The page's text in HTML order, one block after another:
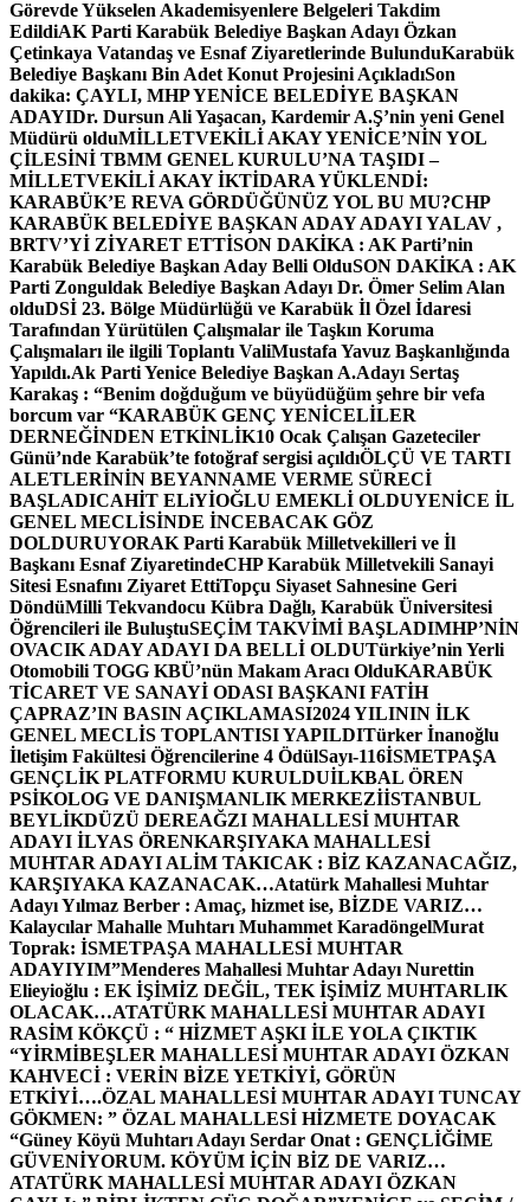
Görevde Yükselen Akademisyenlere Belgeleri Takdim
EdildiAK Parti Karabük Belediye Başkan Adayı Özkan
Çetinkaya Vatandaş ve Esnaf Ziyaretlerinde BulunduKarabük
Belediye Başkanı Bin Adet Konut Projesini AçıkladıSon
dakika: ÇAYLI, MHP YENİCE BELEDİYE BAŞKAN
ADAYIDr. Dursun Ali Yaşacan, Kardemir A.Ş’nin yeni Genel
Müdürü olduMİLLETVEKİLİ AKAY YENİCE’NİN YOL
ÇİLESİNİ TBMM GENEL KURULU’NA TAŞIDI –
MİLLETVEKİLİ AKAY İKTİDARA YÜKLENDİ:
KARABÜK’E REVA GÖRDÜĞÜNÜZ YOL BU MU?CHP
KARABÜK BELEDİYE BAŞKAN ADAY ADAYI YALAV ,
BRTV’Yİ ZİYARET ETTİSON DAKİKA : AK Parti’nin
Karabük Belediye Başkan Aday Belli OlduSON DAKİKA : AK
Parti Zonguldak Belediye Başkan Adayı Dr. Ömer Selim Alan
olduDSİ 23. Bölge Müdürlüğü ve Karabük İl Özel İdaresi
Tarafından Yürütülen Çalışmalar ile Taşkın Koruma
Çalışmaları ile ilgili Toplantı ValiMustafa Yavuz Başkanlığında
Yapıldı.Ak Parti Yenice Belediye Başkan A.Adayı Sertaş
Karakaş : “Benim doğduğum ve büyüdüğüm şehre bir vefa
borcum var “KARABÜK GENÇ YENİCELİLER
DERNEĞİNDEN ETKİNLİK10 Ocak Çalışan Gazeteciler
Günü’nde Karabük’te fotoğraf sergisi açıldıÖLÇÜ VE TARTI
ALETLERİNİN BEYANNAME VERME SÜRECİ
BAŞLADICAHİT ELiYİOĞLU EMEKLİ OLDUYENİCE İL
GENEL MECLİSİNDE İNCEBACAK GÖZ
DOLDURUYORAK Parti Karabük Milletvekilleri ve İl
Başkanı Esnaf ZiyaretindeCHP Karabük Milletvekili Sanayi
Sitesi Esnafını Ziyaret EttiTopçu Siyaset Sahnesine Geri
DöndüMilli Tekvandocu Kübra Dağlı, Karabük Üniversitesi
Öğrencileri ile BuluştuSEÇİM TAKVİMİ BAŞLADIMHP’NİN
OVACIK ADAY ADAYI DA BELLİ OLDUTürkiye’nin Yerli
Otomobili TOGG KBÜ’nün Makam Aracı OlduKARABÜK
TİCARET VE SANAYİ ODASI BAŞKANI FATİH
ÇAPRAZ’IN BASIN AÇIKLAMASI2024 YILININ İLK
GENEL MECLİS TOPLANTISI YAPILDITürker İnanoğlu
İletişim Fakültesi Öğrencilerine 4 ÖdülSayı-116İSMETPAŞA
GENÇLİK PLATFORMU KURULDUİLKBAL ÖREN
PSİKOLOG VE DANIŞMANLIK MERKEZİİSTANBUL
BEYLİKDÜZÜ DEREAĞZI MAHALLESİ MUHTAR
ADAYI İLYAS ÖRENKARŞIYAKA MAHALLESİ
MUHTAR ADAYI ALİM TAKICAK : BİZ KAZANACAĞIZ,
KARŞIYAKA KAZANACAK…Atatürk Mahallesi Muhtar
Adayı Yılmaz Berber : Amaç, hizmet ise, BİZDE VARIZ…
Kalaycılar Mahalle Muhtarı Muhammet KaradöngelMurat
Toprak: İSMETPAŞA MAHALLESİ MUHTAR
ADAYIYIM”Menderes Mahallesi Muhtar Adayı Nurettin
Elieyioğlu : EK İŞİMİZ DEĞİL, TEK İŞİMİZ MUHTARLIK
OLACAK…ATATÜRK MAHALLESİ MUHTAR ADAYI
RASİM KÖKÇÜ : “ HİZMET AŞKI İLE YOLA ÇIKTIK
“YİRMİBEŞLER MAHALLESİ MUHTAR ADAYI ÖZKAN
KAHVECİ : VERİN BİZE YETKİYİ, GÖRÜN
ETKİYİ….ÖZAL MAHALLESİ MUHTAR ADAYI TUNCAY
GÖKMEN: ” ÖZAL MAHALLESİ HİZMETE DOYACAK
“Güney Köyü Muhtarı Adayı Serdar Onat : GENÇLİĞİME
GÜVENİYORUM. KÖYÜM İÇİN BİZ DE VARIZ…
ATATÜRK MAHALLESİ MUHTAR ADAYI ÖZKAN